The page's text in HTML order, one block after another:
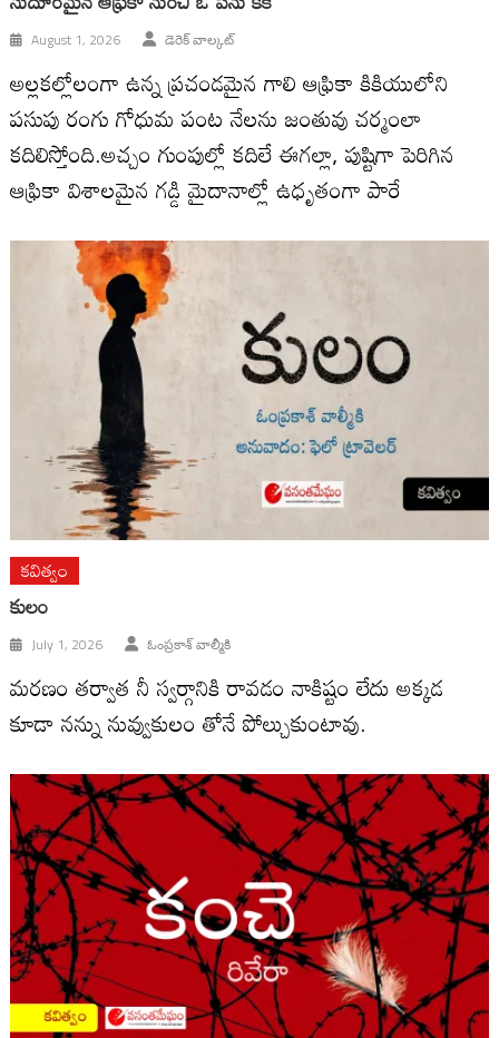
August 1, 2026 డెరెక్ వాల్కట్
అల్లకల్లోలంగా ఉన్న ప్రచండమైన గాలి ఆఫ్రికా కికియులోని
పసుపు రంగు గోధుమ పంట నేలను జంతువు చర్మంలా
కదిలిస్తోంది.అచ్చం గుంపుల్లో కదిలే ఈగల్లా, పుష్టిగా పెరిగిన
ఆఫ్రికా విశాలమైన గడ్డి మైదానాల్లో ఉధృతంగా పారే
కవిత్వం
కులం
July 1, 2026 ఓంప్రకాశ్ వాల్మీకి
మరణం తర్వాత నీ స్వర్గానికి రావడం నాకిష్టం లేదు అక్కడ
కూడా నన్ను నువ్వుకులం తోనే పోల్చుకుంటావు.